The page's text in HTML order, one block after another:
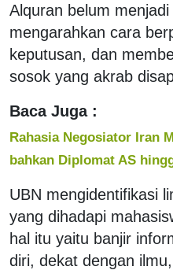
Alquran belum
mengarahkan cara
keputusan, dan
sosok yang akrab
Baca Juga :
Rahasia Negosiator Iran
bahkan Diplomat AS
UBN mengidentifikasi
yang dihadapi
hal itu yaitu banjir
diri, dekat dengan